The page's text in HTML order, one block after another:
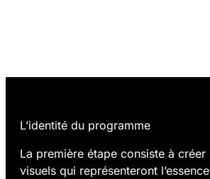
L’identité du programme
La première étape consiste à créer
visuels qui représenteront